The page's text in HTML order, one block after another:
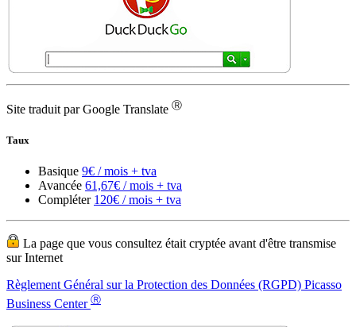
Site traduit par Google Translate
Basique9€ / mois + tva
Avancée61,67€ / mois + tva
120€ / mois + tva
La page que vous consultez était cryptée avant d'être transmise
Règlement Général sur la Protection des Données (RGPD) Picasso
Business CenterⓇ
Picasso Business Center ® et le logo Picasso Business Center sont
des marques déposées de
Services de bureau virtuel